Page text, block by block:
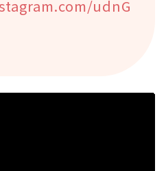
udnG